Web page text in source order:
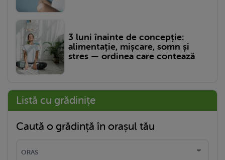
3 luni înainte de concepție:
alimentație, mișcare, somn și
stres — ordinea care contează
Listă cu grădinițe
Caută o grădință în orașul tău